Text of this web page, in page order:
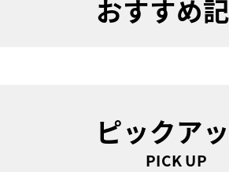
おすすめ
ピックア
PICK UP